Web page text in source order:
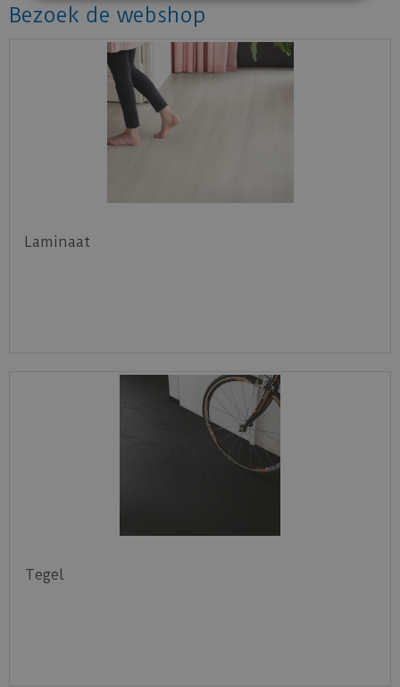
Bezoek de webshop
Laminaat
Tegel